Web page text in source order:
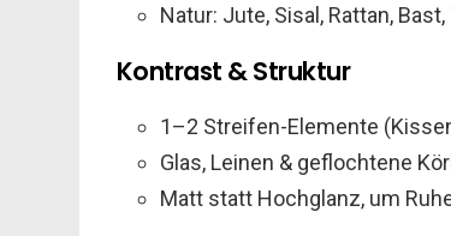
Natur: Jute, Sisal, Rattan,
Kontrast & Struktur
1–2 Streifen-Elemente
Glas, Leinen & geflochtene
Matt statt Hochglanz, um